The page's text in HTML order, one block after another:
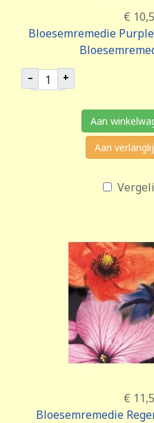
€
Bloesemremedie
– +
Aan
Aan
€
Bloesemremedie